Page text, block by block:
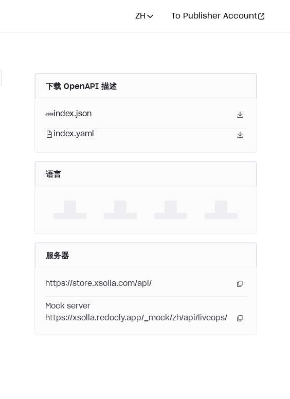
ZH To Publisher Account
下载 OpenAPI 描述
index.json
index.yaml
语言
服务器
https://store.xsolla.com/api/
Mock server
https://xsolla.redocly.app/_mock/zh/api/liveops/